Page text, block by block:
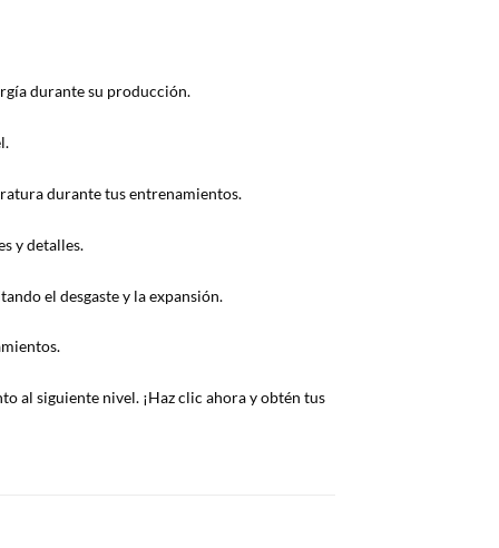
durante su producción.
durante tus entrenamientos.
y detalles.
el desgaste y la expansión.
al siguiente nivel. ¡Haz clic ahora y obtén tus